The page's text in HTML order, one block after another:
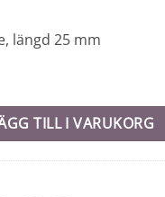
längd 25 mm
TILL I VARUKORG